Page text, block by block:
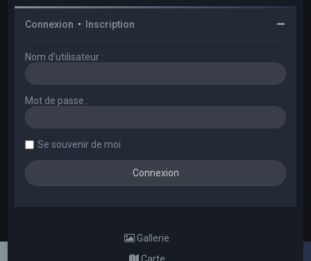
Connexion • Inscription
Nom d’utilisateur :
Mot de passe :
Se souvenir de moi
Gallerie
Carte